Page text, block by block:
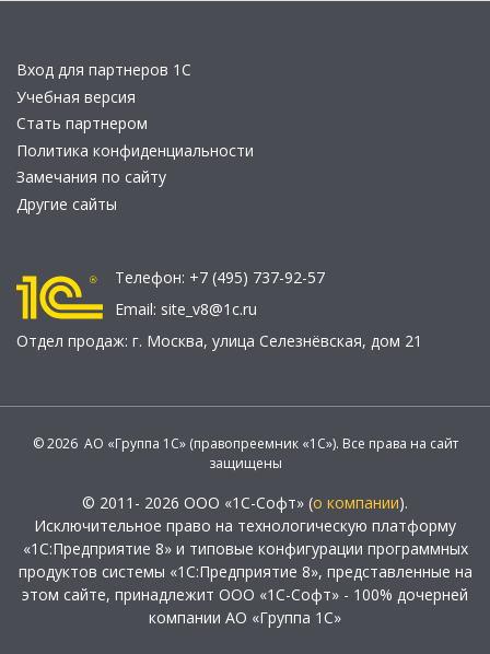
Вход для партнеров 1С
Учебная версия
Стать партнером
Политика конфиденциальности
Замечания по сайту
Другие сайты
Телефон: +7 (495) 737-92-57
Email: site_v8@1c.ru
Отдел продаж: г. Москва, улица Селезнёвская, дом 21
© 2026 АО «Группа 1С» (правопреемник «1С»). Все права на сайт
защищены
© 2011- 2026 ООО «1С-Софт» (о компании).
Исключительное право на технологическую платформу
«1С:Предприятие 8» и типовые конфигурации программных
продуктов системы «1С:Предприятие 8», представленные на
этом сайте, принадлежит ООО «1С-Софт» - 100% дочерней
компании АО «Группа 1С»